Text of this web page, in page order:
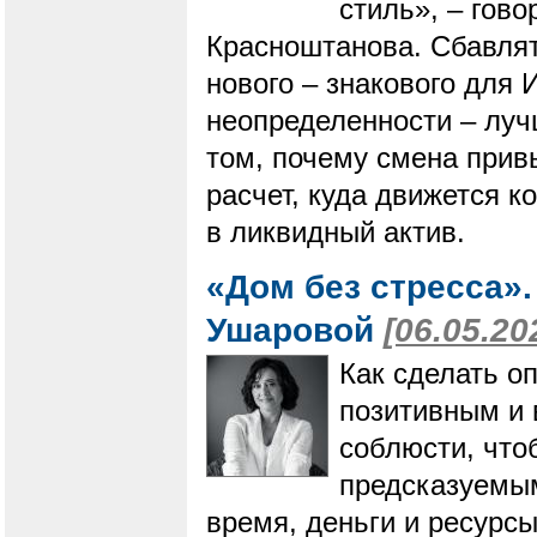
стиль», –
Красноштанова.
нового – знакового для
неопределенности –
том, почему смена
расчет, куда движется
в ликвидный актив.
«Дом без
Ушаровой
Как сделать
позитивным и
соблюсти,
время, деньги и